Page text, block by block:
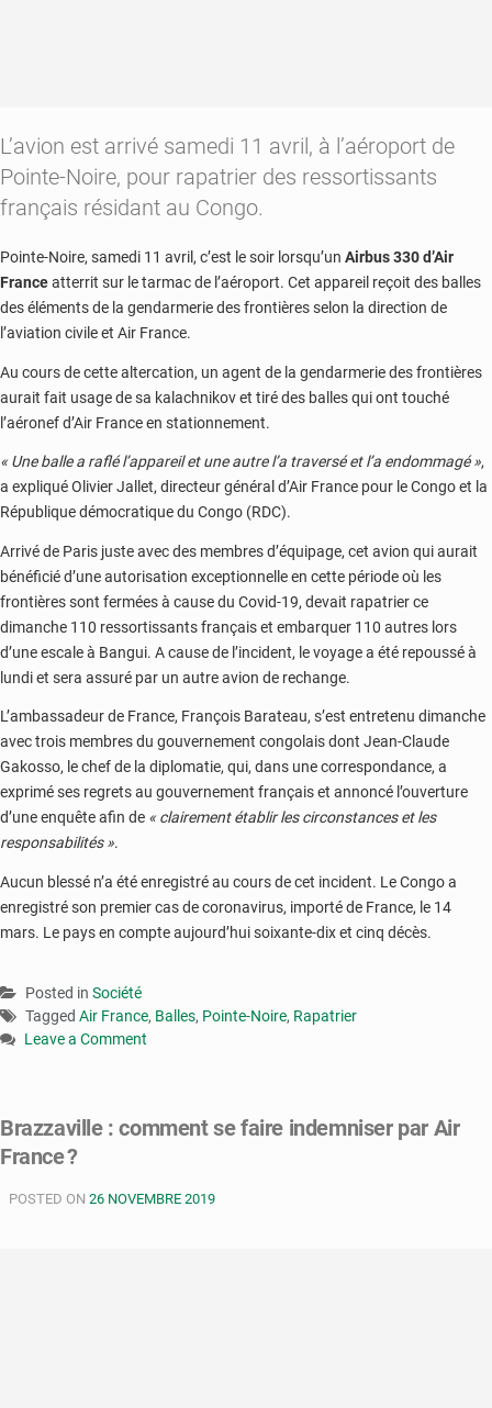
L’avion est arrivé samedi 11 avril, à l’aéroport de
Pointe-Noire, pour rapatrier des ressortissants
français résidant au Congo.
Pointe-Noire, samedi 11 avril, c’est le soir lorsqu’un Airbus 330 d’Air
Franceatterrit sur le tarmac de l’aéroport. Cet appareil reçoit des balles
des éléments de la gendarmerie des frontières selon la direction de
l’aviation civile et Air France.
Au cours de cette altercation, un agent de la gendarmerie des frontières
aurait fait usage de sa kalachnikov et tiré des balles qui ont touché
l’aéronef d’Air France en stationnement.
« Une balle a raflé l’appareil et une autre l’a traversé et l’a endommagé »,
a expliqué Olivier Jallet, directeur général d’Air France pour le Congo et la
République démocratique du Congo (RDC).
Arrivé de Paris juste avec des membres d’équipage, cet avion qui aurait
bénéficié d’une autorisation exceptionnelle en cette période où les
frontières sont fermées à cause du Covid-19, devait rapatrier ce
dimanche 110 ressortissants français et embarquer 110 autres lors
d’une escale à Bangui. A cause de l’incident, le voyage a été repoussé à
lundi et sera assuré par un autre avion de rechange.
L’ambassadeur de France, François Barateau, s’est entretenu dimanche
avec trois membres du gouvernement congolais dont Jean-Claude
Gakosso, le chef de la diplomatie, qui, dans une correspondance, a
exprimé ses regrets au gouvernement français et annoncé l’ouverture
d’une enquête afin de « clairement établir les circonstances et les
responsabilités ».
Aucun blessé n’a été enregistré au cours de cet incident. Le Congo a
enregistré son premier cas de coronavirus, importé de France, le 14
mars. Le pays en compte aujourd’hui soixante-dix et cinq décès.
Posted in Société
Tagged Air France, Balles, Pointe-Noire, Rapatrier
Leave a Comment
aucun
blessé
un
Brazzaville : comment se faire indemniser par Air
France ?
POSTED ON 26 NOVEMBRE 2019